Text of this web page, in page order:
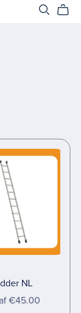
NL
€45.00